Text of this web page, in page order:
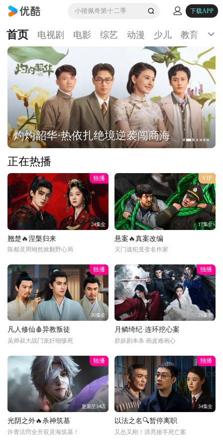
小猪佩奇第十二季 下载APP
首页 电视剧 电影 综艺 动漫 少儿 教育 生
灼灼韶华·热依扎绝境逆袭闯商海
正在热播
独播
24集全
翘楚🔥涅槃归来
陈都灵周翊然掀翻野心局
VIP
17集全
悬案🔥真案改编
灭门逃犯竟变名作家
独播
30集全
凡人修仙🩸异教叛徒
吴师叔大战门派奸细惨死
独播
29集全
月鳞绮纪·连环挖心案
群妖剧本杀 画皮难画心
独播
更新至34话
光阴之外🔥杀神筑基
许青法窍全开双灵海筑基！
独播
34集全
以法之名🔍暂停离职
又怂又刚！洪亮接手死亡案